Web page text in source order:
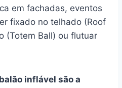
em fachadas, eventos
fixado no telhado (Roof
(Totem Ball) ou flutuar
inflável são a